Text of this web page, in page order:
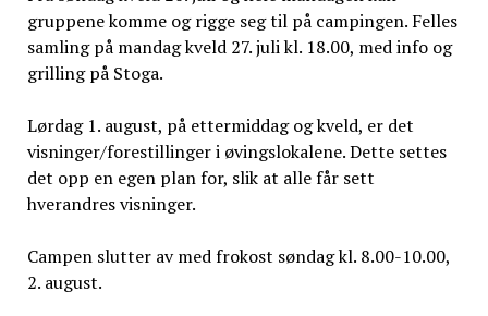
gruppene komme og rigge seg til på campingen. Felles
samling på mandag kveld 27. juli kl. 18.00, med info og
grilling på Stoga.
Lørdag 1. august, på ettermiddag og kveld, er det
visninger/forestillinger i øvingslokalene. Dette settes
det opp en egen plan for, slik at alle får sett
hverandres visninger.
Campen slutter av med frokost søndag kl. 8.00-10.00,
2. august.